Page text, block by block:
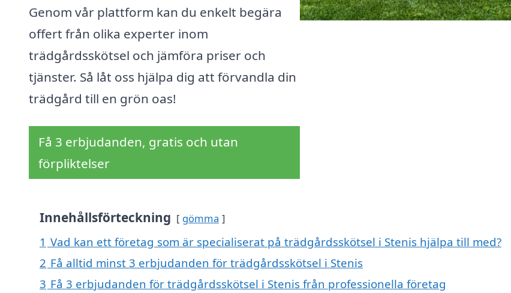
Genom vår plattform kan du enkelt begära
offert från olika experter inom
trädgårdsskötsel och jämföra priser och
tjänster. Så låt oss hjälpa dig att förvandla din
trädgård till en grön oas!
Få 3 erbjudanden, gratis och utan
förpliktelser
Innehållsförteckning gömma
1 Vad kan ett företag som är specialiserat på trädgårdsskötsel i Stenis hjälpa till med?
2 Få alltid minst 3 erbjudanden för trädgårdsskötsel i Stenis
3 Få 3 erbjudanden för trädgårdsskötsel i Stenis från professionella företag